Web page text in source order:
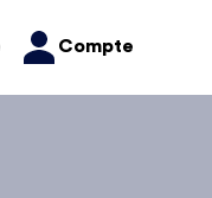
Compte